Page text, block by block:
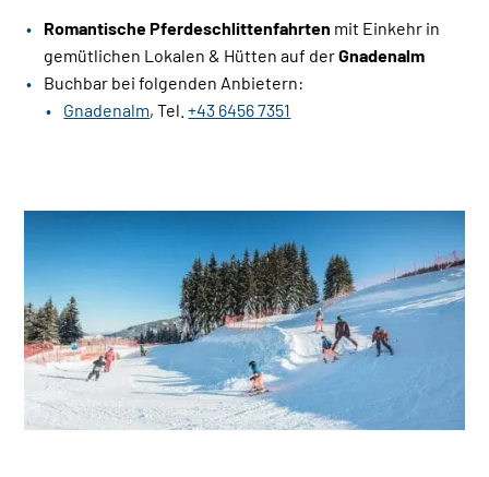
Romantische Pferdeschlittenfahrten mit Einkehr in
gemütlichen Lokalen & Hütten auf derGnadenalm
Buchbar bei folgenden Anbietern:
Gnadenalm, Tel.+43 6456 7351